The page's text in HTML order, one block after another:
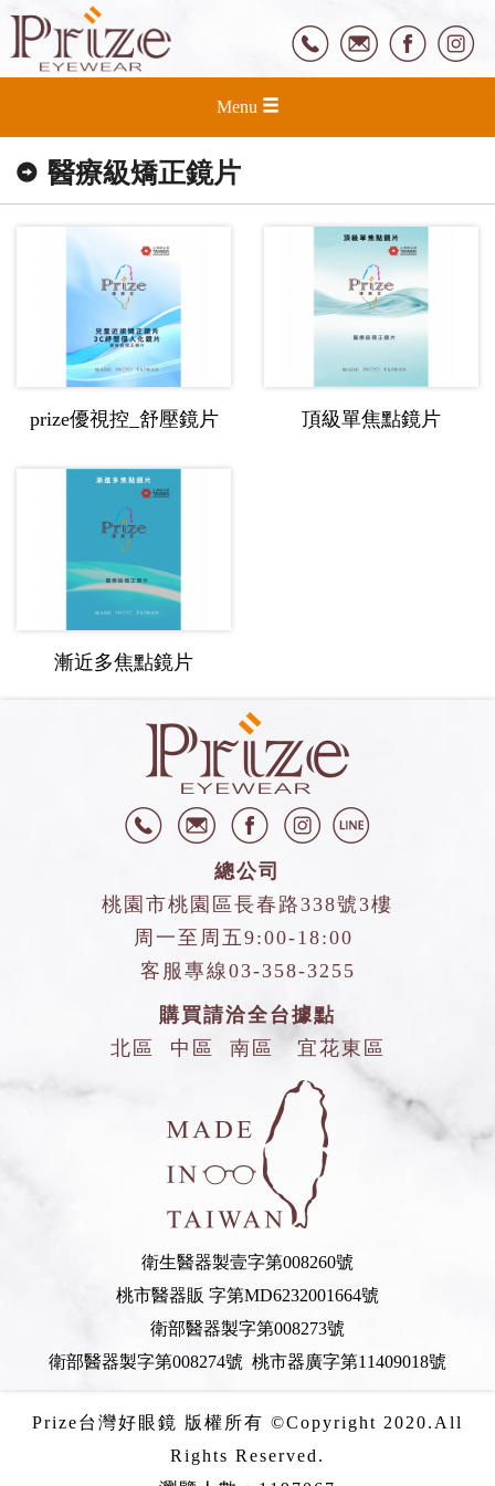
Menu
醫療級矯正鏡片
prize優視控_舒壓鏡片 頂級單焦點鏡片
漸近多焦點鏡片
總公司
桃園市桃園區長春路338號3樓
周一至周五9:00-18:00
客服專線03-358-3255
購買請洽全台據點
北區
中區 南區 宜花東區
衛生醫器製壹字第008260號
桃市醫器販 字第MD6232001664號
衛部醫器製字第008273號
衛部醫器製字第008274號 桃市器廣字第11409018號
Prize台灣好眼鏡 版權所有 ©Copyright 2020.All
Rights Reserved.